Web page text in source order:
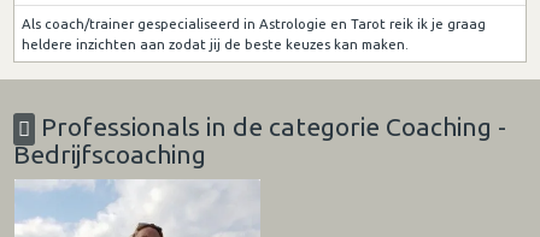
Als coach/trainer gespecialiseerd in Astrologie en Tarot reik ik je graag
heldere inzichten aan zodat jij de beste keuzes kan maken.
Professionals in de categorie Coaching -
Bedrijfscoaching